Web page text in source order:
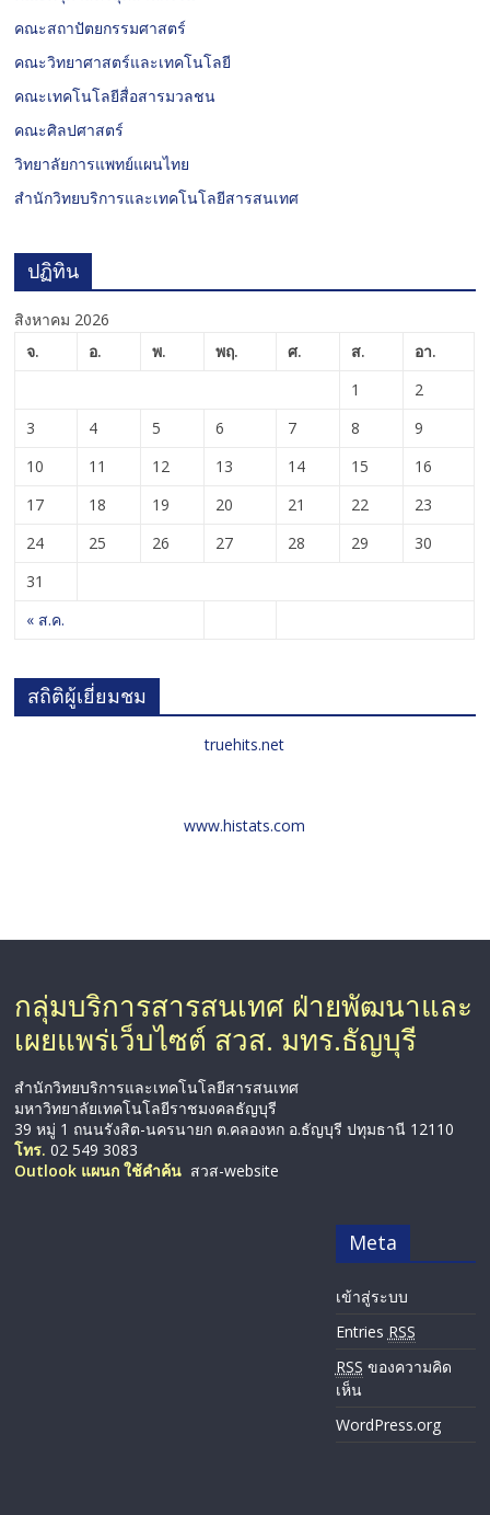
คณะสถาปัตยกรรมศาสตร์
คณะวิทยาศาสตร์และเทคโนโลยี
คณะเทคโนโลยีสื่อสารมวลชน
คณะศิลปศาสตร์
วิทยาลัยการแพทย์แผนไทย
สำนักวิทยบริการและเทคโนโลยีสารสนเทศ
ปฏิทิน
สิงหาคม 2026
จ.
อ. พ. พฤ. ศ. ส. อา.
« ส.ค.
1
2
3
4 5 6 7 8
9
10
11 12 13 14 15
16
17
18 19 20 21 22
23
24
25 26 27 28 29
30
31
สถิติผู้เยี่ยมชม
truehits.net
www.histats.com
กลุ่มบริการสารสนเทศ ฝ่ายพัฒนาและ
เผยแพร่เว็บไซต์ สวส. มทร.ธัญบุรี
สำนักวิทยบริการและเทคโนโลยีสารสนเทศ
มหาวิทยาลัยเทคโนโลยีราชมงคลธัญบุรี
39 หมู่ 1 ถนนรังสิต-นครนายก ต.คลองหก อ.ธัญบุรี ปทุมธานี 12110
โทร. 02 549 3083
Outlook แผนก ใช้คำค้น สวส-website
Meta
เข้าสู่ระบบ
Entries RSS
RSS ของความคิด
เห็น
WordPress.org